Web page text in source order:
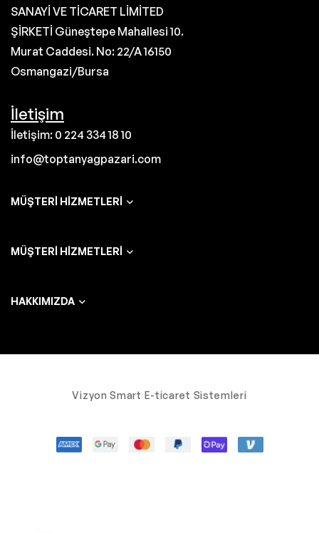
SANAYİ VE TİCARET LİMİTED
ŞİRKETİ Güneştepe Mahallesi 10.
Murat Caddesi. No: 22/A 16150
Osmangazi/Bursa
İletişim
İletişim: 0 224 334 18 10
info@toptanyagpazari.com
MÜŞTERI HIZMETLERI
MÜŞTERI HIZMETLERI
HAKKIMIZDA
Vizyon Smart E-ticaret Sistemleri